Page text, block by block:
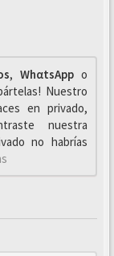
, WhαtsAppo
Nuestro
en privado,
nuestra
no habrías